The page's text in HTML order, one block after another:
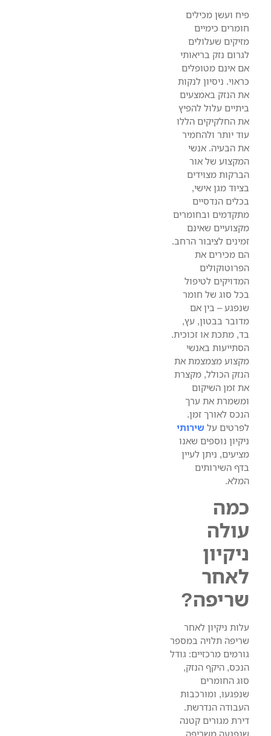
פיח ועשן מכילים
חומרים כימיים
מזיקים שעלולים
לגרום נזק בריאותי
אם אינם מטופלים
כראוי. ניסיון לנקות
את הנזק באמצעים
ביתיים עלול להפיץ
את החלקיקים הללו
עוד יותר ולהחמיר
את הבעיה. אנשי
המקצוע של אור
הברקות מצוידים
בציוד מגן אישי,
בכלים הנדסיים
מתקדמים ובחומרים
מקצועיים שאינם
זמינים לציבור הרחב.
הם מכירים את
הפרוטוקולים
המדויקים לטיפול
בכל סוג של חומר
שנפגע – בין אם
מדובר בבטון, עץ,
בד, מתכת או זכוכית.
הסתייעות באנשי
מקצוע מצמצמת את
הנזק הכולל, מקצרת
את זמן השיקום
ומשמרת את ערך
הנכס לאורך זמן.
לפרטים על שירותי
ניקיון נוספים שאנו
מציעים, ניתן לעיין
בדף השירותים
המלא.
כמה
עולה
ניקיון
לאחר
שריפה?
עלות ניקיון לאחר
שריפה תלויה במספר
גורמים מרכזיים: גודל
הנכס, היקף הנזק,
סוג החומרים
שנפגעו, ומורכבות
העבודה הנדרשת.
דירת מגורים קטנה